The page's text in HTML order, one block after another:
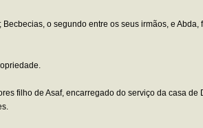
o segundo entre os seus irmãos, e Abda,
filho de Asaf, encarregado do serviço da casa de